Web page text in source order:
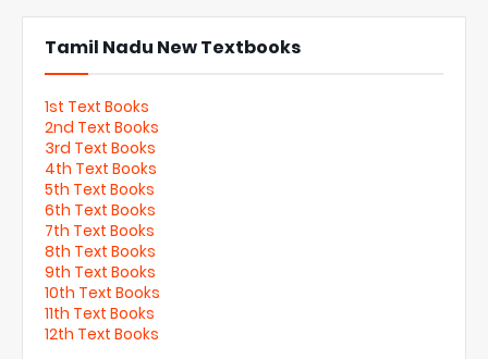
Tamil Nadu New Textbooks
1st Text Books
2nd Text Books
3rd Text Books
4th Text Books
5th Text Books
6th Text Books
7th Text Books
8th Text Books
9th Text Books
10th Text Books
11th Text Books
12th Text Books